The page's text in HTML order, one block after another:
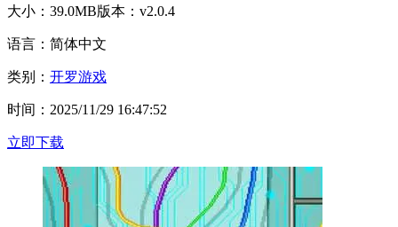
大小：39.0MB版本：v2.0.4
语言：简体中文
类别： 开罗游戏
时间：2025/11/29 16:47:52
立即下载